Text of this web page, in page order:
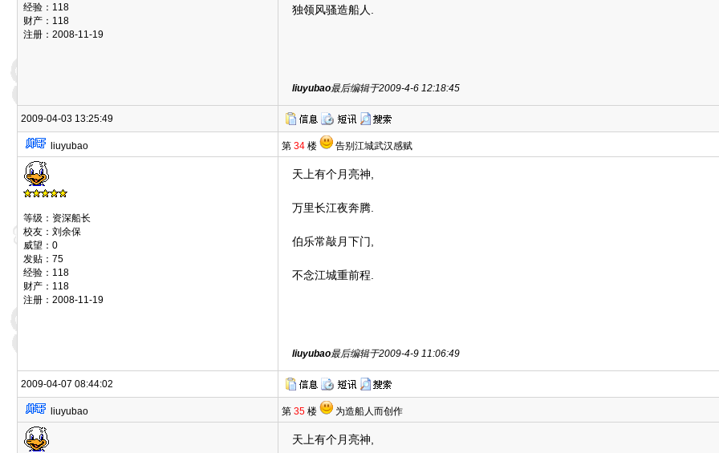
经验：118
财产：118
注册：2008-11-19
独领风骚造船人.
liuyubao最后编辑于2009-4-6 12:18:45
2009-04-03 13:25:49
liuyubao 第 34楼 告别江城武汉感赋
等级：资深船长
校友：刘余保
威望：0
发贴：75
经验：118
财产：118
注册：2008-11-19
天上有个月亮神,
万里长江夜奔腾.
伯乐常敲月下门,
不念江城重前程.
liuyubao最后编辑于2009-4-9 11:06:49
2009-04-07 08:44:02
liuyubao 第 35楼 为造船人而创作
天上有个月亮神,